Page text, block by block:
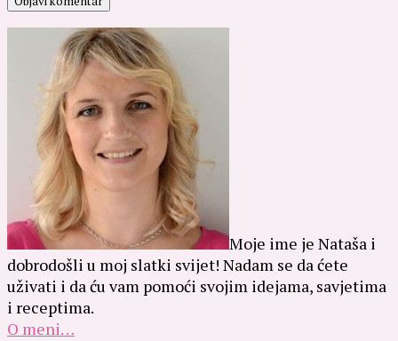
Moje ime je Nataša i
dobrodošli u moj slatki svijet! Nadam se da ćete
uživati i da ću vam pomoći svojim idejama, savjetima
i receptima.
O meni…